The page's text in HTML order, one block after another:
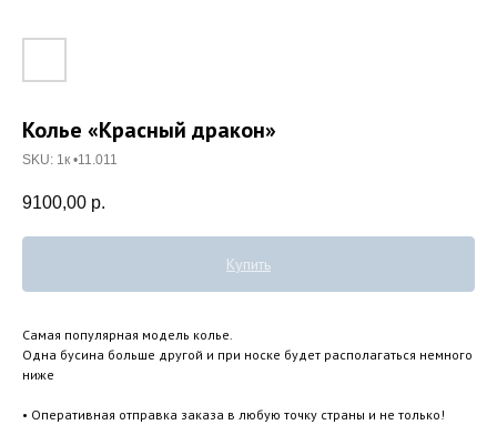
Колье «Красный дракон»
SKU: 1к •11.011
9100,00 р.
Купить
Самая популярная модель колье.
Одна бусина больше другой и при носке будет располагаться немного
ниже
• Оперативная отправка заказа в любую точку страны и не только!